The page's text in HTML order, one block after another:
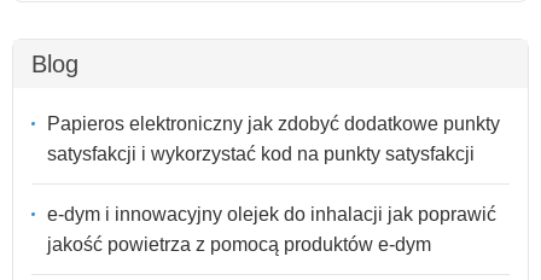
Blog
Papieros elektroniczny jak zdobyć dodatkowe punkty
satysfakcji i wykorzystać kod na punkty satysfakcji
e-dym i innowacyjny olejek do inhalacji jak poprawić
jakość powietrza z pomocą produktów e-dym